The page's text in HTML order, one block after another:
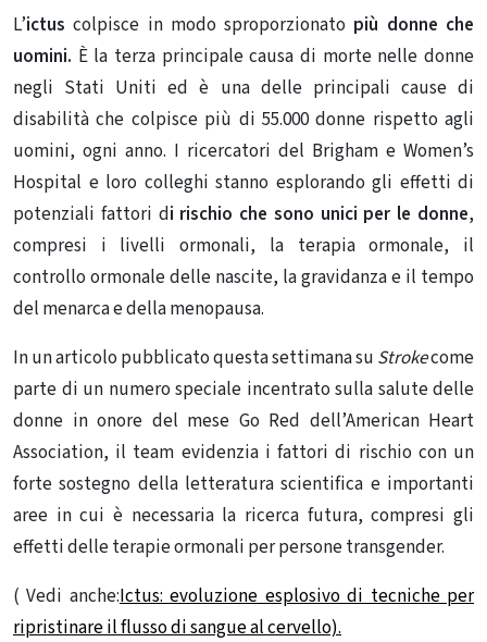
L’ictus colpisce in modo sproporzionato più donne che
uomini. È la terza principale causa di morte nelle donne
negli Stati Uniti ed è una delle principali cause di
disabilità che colpisce più di 55.000 donne rispetto agli
uomini, ogni anno. I ricercatori del Brigham e Women’s
Hospital e loro colleghi stanno esplorando gli effetti di
potenziali fattori di rischio che sono unici per le donne,
compresi i livelli ormonali, la terapia ormonale, il
controllo ormonale delle nascite, la gravidanza e il tempo
del menarca e della menopausa.
In un articolo pubblicato questa settimana su Strokecome
parte di un numero speciale incentrato sulla salute delle
donne in onore del mese Go Red dell’American Heart
Association, il team evidenzia i fattori di rischio con un
forte sostegno della letteratura scientifica e importanti
aree in cui è necessaria la ricerca futura, compresi gli
effetti delle terapie ormonali per persone transgender.
( Vedi anche:Ictus: evoluzione esplosivo di tecniche per
ripristinare il flusso di sangue al cervello).